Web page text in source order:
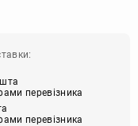
перевізника
перевізника